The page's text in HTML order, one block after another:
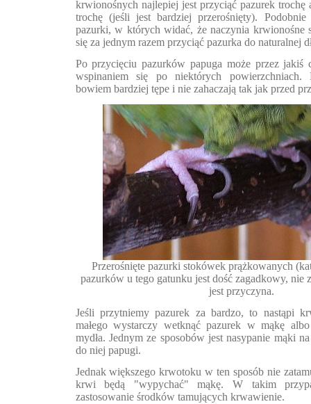
krwionośnych najlepiej jest przyciąć pazurek trochę
trochę (jeśli jest bardziej przerośnięty).
pazurki, w których widać, że naczynia krwionośne
się za jednym razem przyciąć pazurka do naturalnej
Po przycięciu pazurków papuga może przez jakiś
wspinaniem się po niektórych powierzchniach.
bowiem bardziej tępe i nie zahaczają tak jak przed
Przerośnięte pazurki stokówek prążkowanych
pazurków u tego gatunku jest dość zagadkowy, nie
jest przyczyna.
Jeśli przytniemy pazurek za bardzo, to nastąpi
małego wystarczy wetknąć pazurek w mąkę
mydła. Jednym ze sposobów jest nasypanie mąki
do niej papugi.
Jednak większego krwotoku w ten sposób nie
krwi będą "wypychać" mąkę. W takim
zastosowanie środków tamujących krwawienie.